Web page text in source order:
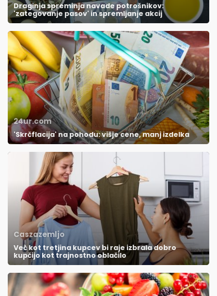
Draginja spreminja navade potrošnikov:
'zategovanje pasov' in spremljanje akcij
24ur.com
'Skrčflacija' na pohodu: višje cene, manj izdelka
Caszazemljo
Več kot tretjina kupcev bi raje izbrala dobro
kupčijo kot trajnostno oblačilo